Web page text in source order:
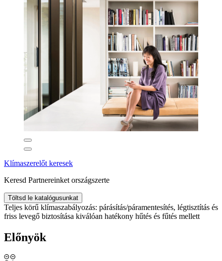
Klímaszerelőt keresek
Keresd Partnereinket országszerte
Töltsd le katalógusunkat
Teljes körű klímaszabályozás: párásítás/páramentesítés, légtisztítás és
friss levegő biztosítása kiválóan hatékony hűtés és fűtés mellett
Előnyök